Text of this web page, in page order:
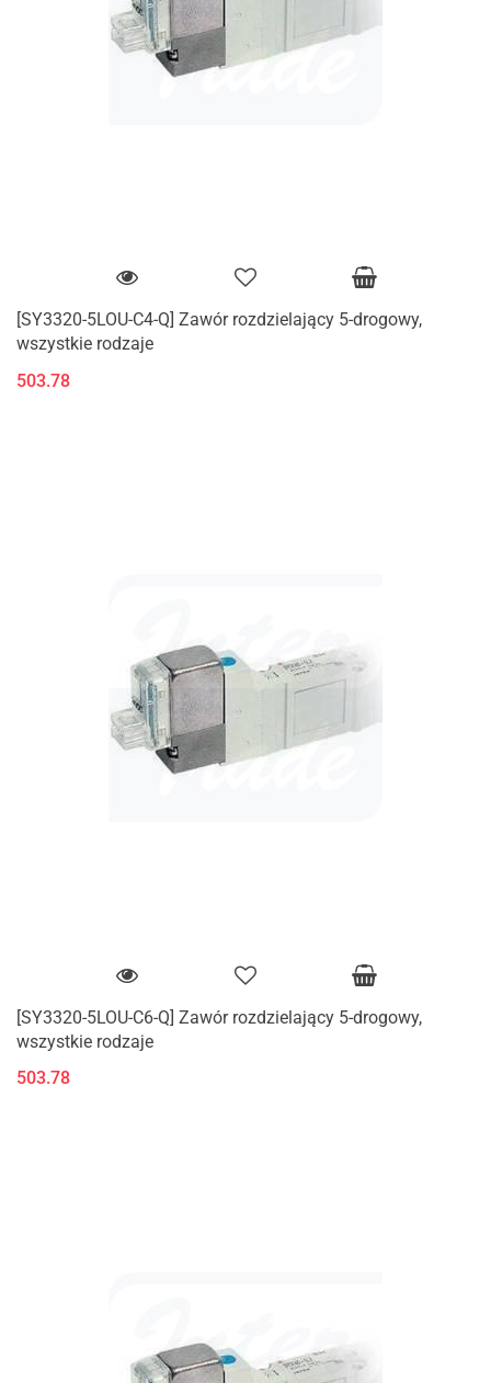
[SY3320-5LOU-C4-Q] Zawór rozdzielający 5-drogowy,
wszystkie rodzaje
503.78
[SY3320-5LOU-C6-Q] Zawór rozdzielający 5-drogowy,
wszystkie rodzaje
503.78